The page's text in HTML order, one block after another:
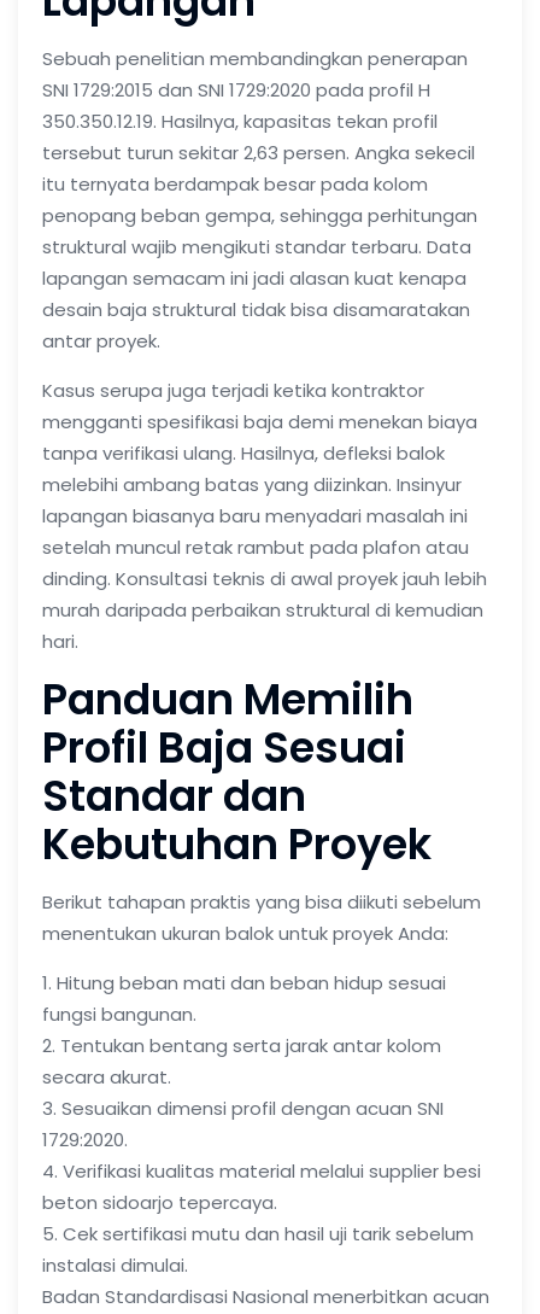
Sebuah penelitian membandingkan penerapan
SNI 1729:2015 dan SNI 1729:2020 pada profil H
350.350.12.19. Hasilnya, kapasitas tekan profil
tersebut turun sekitar 2,63 persen. Angka sekecil
itu ternyata berdampak besar pada kolom
penopang beban gempa, sehingga perhitungan
struktural wajib mengikuti standar terbaru. Data
lapangan semacam ini jadi alasan kuat kenapa
desain baja struktural tidak bisa disamaratakan
antar proyek.
Kasus serupa juga terjadi ketika kontraktor
mengganti spesifikasi baja demi menekan biaya
tanpa verifikasi ulang. Hasilnya, defleksi balok
melebihi ambang batas yang diizinkan. Insinyur
lapangan biasanya baru menyadari masalah ini
setelah muncul retak rambut pada plafon atau
dinding. Konsultasi teknis di awal proyek jauh lebih
murah daripada perbaikan struktural di kemudian
hari.
Panduan Memilih
Profil Baja Sesuai
Standar dan
Kebutuhan Proyek
Berikut tahapan praktis yang bisa diikuti sebelum
menentukan ukuran balok untuk proyek Anda:
1. Hitung beban mati dan beban hidup sesuai
fungsi bangunan.
2. Tentukan bentang serta jarak antar kolom
secara akurat.
3. Sesuaikan dimensi profil dengan acuan SNI
1729:2020.
4. Verifikasi kualitas material melalui supplier besi
beton sidoarjo tepercaya.
5. Cek sertifikasi mutu dan hasil uji tarik sebelum
instalasi dimulai.
Badan Standardisasi Nasional menerbitkan acuan